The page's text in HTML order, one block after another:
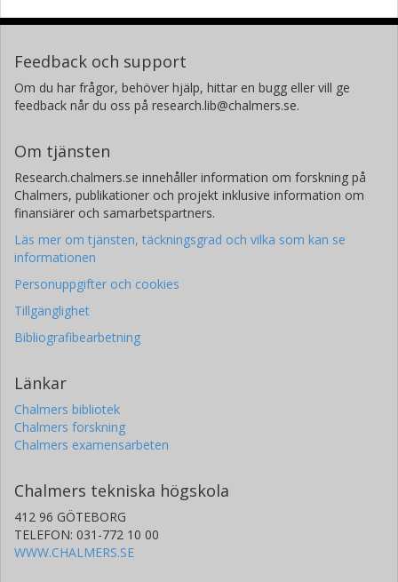
Feedback och support
Om du har frågor, behöver hjälp, hittar en bugg eller vill ge
feedback når du oss på research.lib@chalmers.se.
Om tjänsten
Research.chalmers.se innehåller information om forskning på
Chalmers, publikationer och projekt inklusive information om
finansiärer och samarbetspartners.
Läs mer om tjänsten, täckningsgrad och vilka som kan se
informationen
Personuppgifter och cookies
Tillgänglighet
Bibliografibearbetning
Länkar
Chalmers bibliotek
Chalmers forskning
Chalmers examensarbeten
Chalmers tekniska högskola
412 96 GÖTEBORG
TELEFON: 031-772 10 00
WWW.CHALMERS.SE